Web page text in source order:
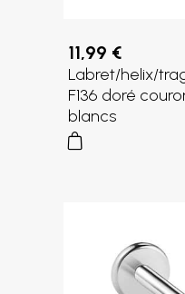
11,99 €
Labret/helix/
F136 doré
blancs